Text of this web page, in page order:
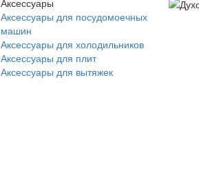
Аксессуары
Аксессуары для посудомоечных
машин
Аксессуары для холодильников
Аксессуары для плит
Аксессуары для вытяжек